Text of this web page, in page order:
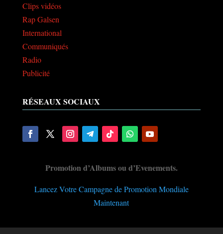
Clips vidéos
Rap Galsen
International
Communiqués
Radio
Publicité
RÉSEAUX SOCIAUX
Promotion d’Albums ou d’Evenements.
Lancez Votre Campagne de Promotion Mondiale
Maintenant